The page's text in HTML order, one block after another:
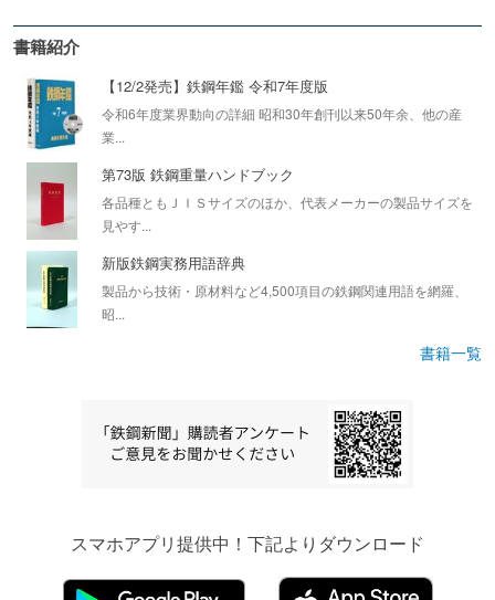
書籍紹介
【12/2発売】鉄鋼年鑑 令和7年度版
令和6年度業界動向の詳細 昭和30年創刊以来50年余、他の産
業...
第73版 鉄鋼重量ハンドブック
各品種ともＪＩＳサイズのほか、代表メーカーの製品サイズを
見やす...
新版鉄鋼実務用語辞典
製品から技術・原材料など4,500項目の鉄鋼関連用語を網羅、
昭...
書籍一覧
スマホアプリ提供中！下記よりダウンロード